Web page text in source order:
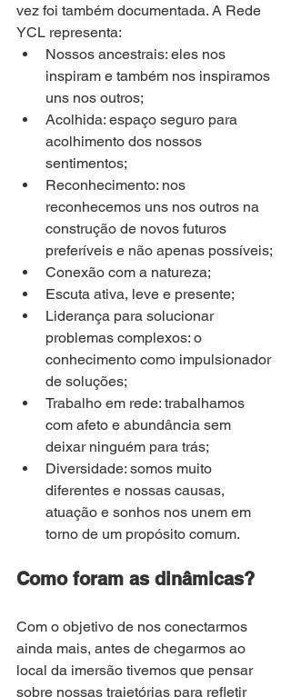
vez foi também documentada. A Rede
YCL representa:
Nossos ancestrais: eles nos
inspiram e também nos inspiramos
uns nos outros;
Acolhida: espaço seguro para
acolhimento dos nossos
sentimentos;
Reconhecimento: nos
reconhecemos uns nos outros na
construção de novos futuros
preferíveis e não apenas possíveis;
Conexão com a natureza;
Escuta ativa, leve e presente;
Liderança para solucionar
problemas complexos: o
conhecimento como impulsionador
de soluções;
Trabalho em rede: trabalhamos
com afeto e abundância sem
deixar ninguém para trás;
Diversidade: somos muito
diferentes e nossas causas,
atuação e sonhos nos unem em
torno de um propósito comum.
Como foram as dinâmicas?
Com o objetivo de nos conectarmos
ainda mais, antes de chegarmos ao
local da imersão tivemos que pensar
sobre nossas trajetórias para refletir